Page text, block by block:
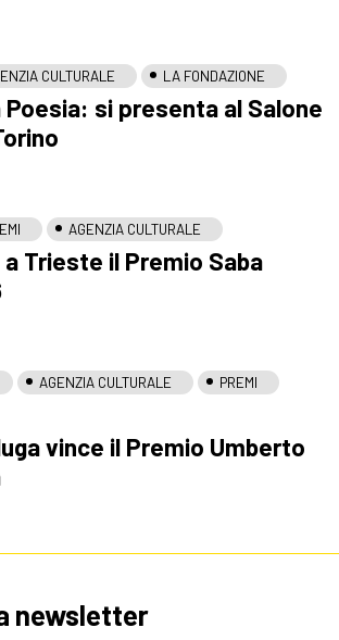
CULTURALE LA FONDAZIONE
Poesia: si presenta al Salone
AGENZIA CULTURALE
Trieste il Premio Saba
AGENZIA CULTURALE
PREMI
vince il Premio Umberto
newsletter